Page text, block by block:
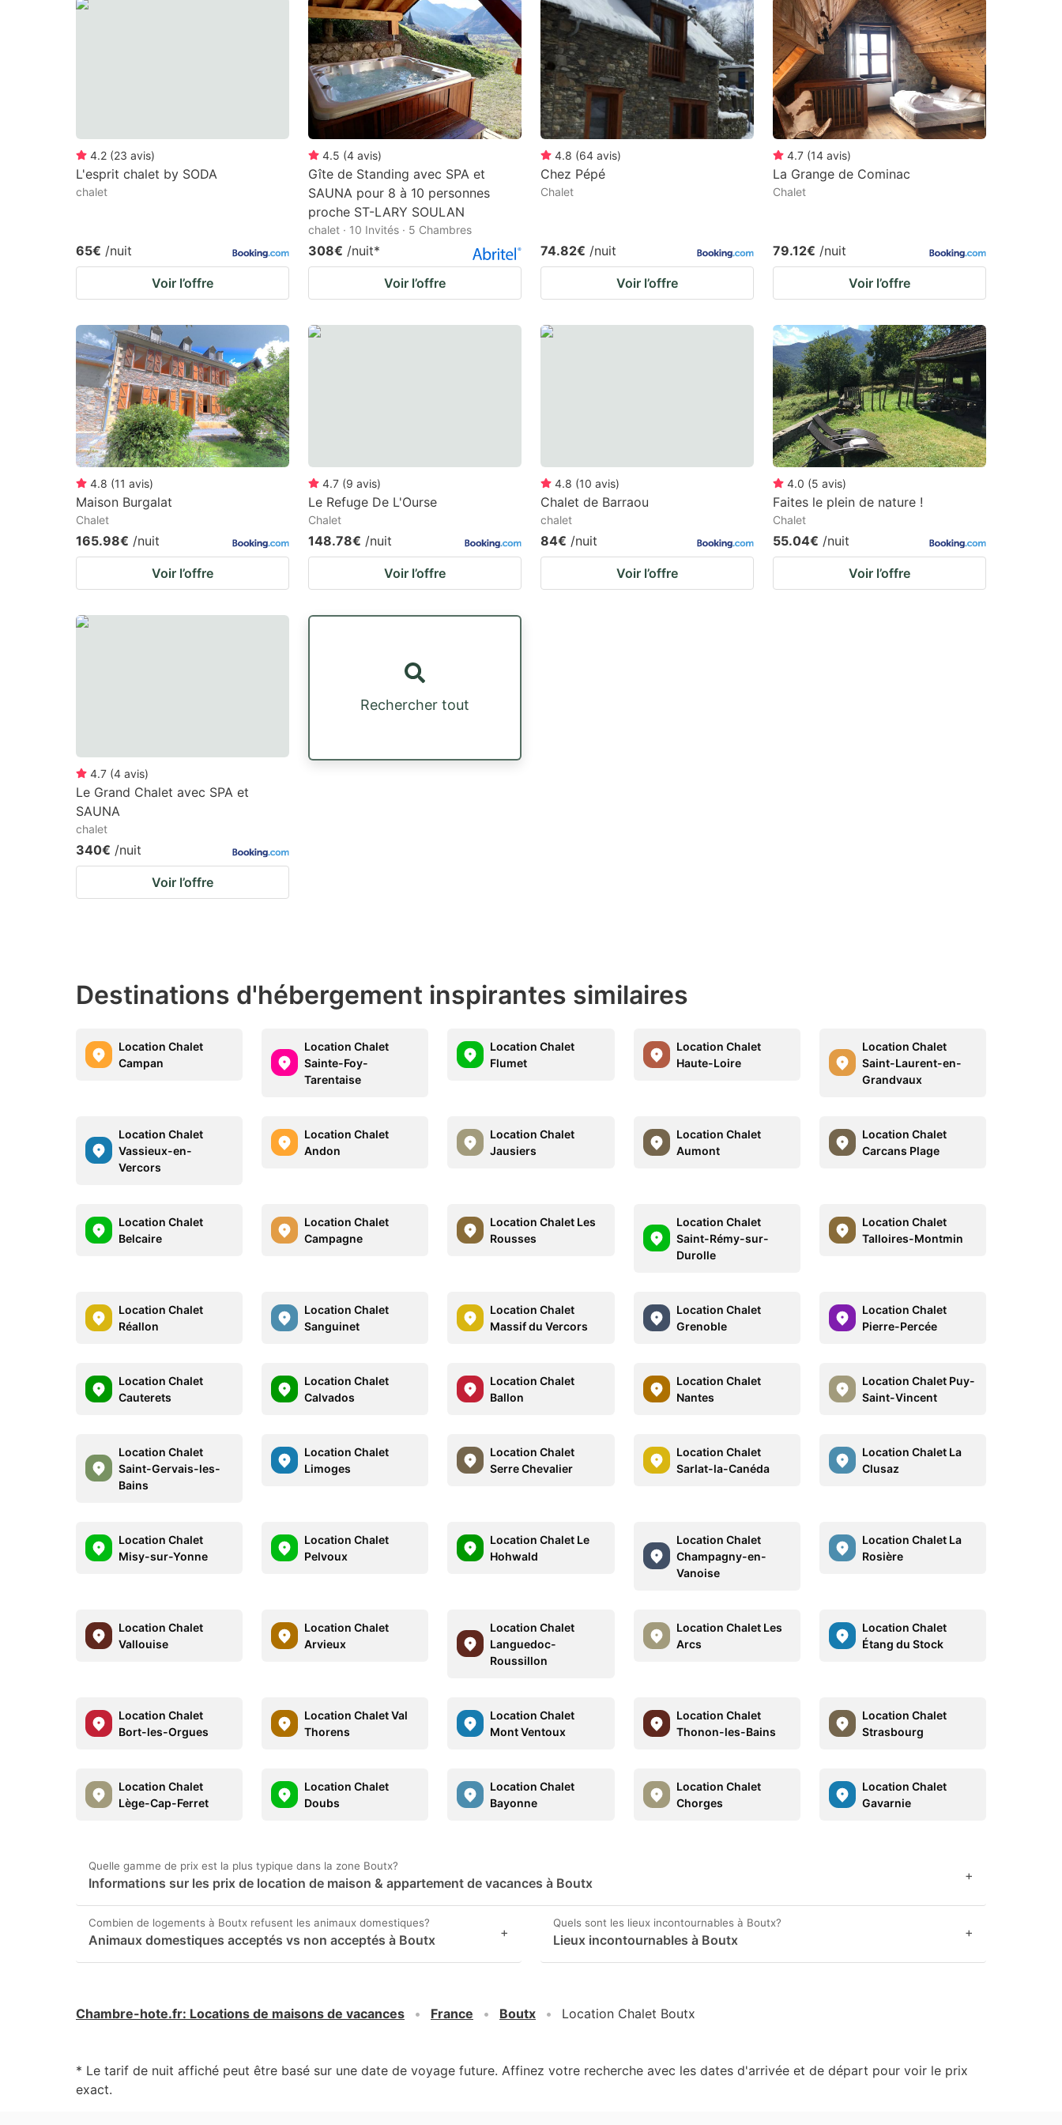
keyboard
shortcuts
dates.
question
mark
key
to
get
keyboard
shortcuts
for
changing
dates.
4.2 (23 avis)
L'esprit chalet by SODA
chalet
65€ /nuit
Voir l’offre
4.5 (4 avis)
Gîte de Standing avec SPA et
SAUNA pour 8 à 10 personnes
proche ST-LARY SOULAN
chalet · 10 Invités · 5 Chambres
308€ /nuit*
Voir l’offre
4.8 (64 avis)
Chez Pépé
Chalet
74.82€ /nuit
Voir l’offre
4.7 (14 avis)
La Grange de Cominac
Chalet
79.12€ /nuit
Voir l’offre
4.8 (11 avis)
Maison Burgalat
Chalet
165.98€ /nuit
Voir l’offre
4.7 (9 avis)
Le Refuge De L'Ourse
Chalet
148.78€ /nuit
Voir l’offre
4.8 (10 avis)
Chalet de Barraou
chalet
84€ /nuit
Voir l’offre
4.0 (5 avis)
Faites le plein de nature !
Chalet
55.04€ /nuit
Voir l’offre
4.7 (4 avis)
Le Grand Chalet avec SPA et
SAUNA
chalet
340€ /nuit
Voir l’offre
Rechercher tout
Destinations d'hébergement inspirantes similaires
Location Chalet
Campan
Location Chalet
Sainte-Foy-
Tarentaise
Location Chalet
Flumet
Location Chalet
Haute-Loire
Location Chalet
Saint-Laurent-en-
Grandvaux
Location Chalet
Vassieux-en-
Vercors
Location Chalet
Andon
Location Chalet
Jausiers
Location Chalet
Aumont
Location Chalet
Carcans Plage
Location Chalet
Belcaire
Location Chalet
Campagne
Location Chalet Les
Rousses
Location Chalet
Saint-Rémy-sur-
Durolle
Location Chalet
Talloires-Montmin
Location Chalet
Réallon
Location Chalet
Sanguinet
Location Chalet
Massif du Vercors
Location Chalet
Grenoble
Location Chalet
Pierre-Percée
Location Chalet
Cauterets
Location Chalet
Calvados
Location Chalet
Ballon
Location Chalet
Nantes
Location Chalet Puy-
Saint-Vincent
Location Chalet
Saint-Gervais-les-
Bains
Location Chalet
Limoges
Location Chalet
Serre Chevalier
Location Chalet
Sarlat-la-Canéda
Location Chalet La
Clusaz
Location Chalet
Misy-sur-Yonne
Location Chalet
Pelvoux
Location Chalet Le
Hohwald
Location Chalet
Champagny-en-
Vanoise
Location Chalet La
Rosière
Location Chalet
Vallouise
Location Chalet
Arvieux
Location Chalet
Languedoc-
Roussillon
Location Chalet Les
Arcs
Location Chalet
Étang du Stock
Location Chalet
Bort-les-Orgues
Location Chalet Val
Thorens
Location Chalet
Mont Ventoux
Location Chalet
Thonon-les-Bains
Location Chalet
Strasbourg
Location Chalet
Lège-Cap-Ferret
Location Chalet
Doubs
Location Chalet
Bayonne
Location Chalet
Chorges
Location Chalet
Gavarnie
Quelle gamme de prix est la plus typique dans la zone Boutx?
Informations sur les prix de location de maison & appartement de vacances à Boutx +
Combien de logements à Boutx refusent les animaux domestiques?
Animaux domestiques acceptés vs non acceptés à Boutx +
Quels sont les lieux incontournables à Boutx?
Lieux incontournables à Boutx +
Chambre-hote.fr: Locations de maisons de vacances France Boutx Location Chalet Boutx
* Le tarif de nuit affiché peut être basé sur une date de voyage future. Affinez votre recherche avec les dates d'arrivée et de départ pour voir le prix
exact.